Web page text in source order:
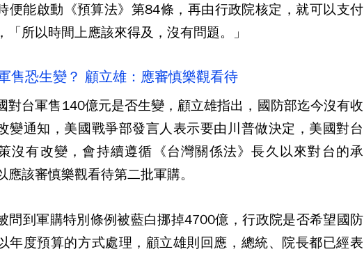
便能啟動《預算法》第84條，再由行政院核定，就可以支付
「所以時間上應該來得及，沒有問題。」
售恐生變？ 顧立雄：應審慎樂觀看待
對台軍售140億元是否生變，顧立雄指出，國防部迄今沒有收
變通知，美國戰爭部發言人表示要由川普做決定，美國對台
沒有改變，會持續遵循《台灣關係法》長久以來對台的承
應該審慎樂觀看待第二批軍購。
問到軍購特別條例被藍白挪掉4700億，行政院是否希望國防
年度預算的方式處理，顧立雄則回應，總統、院長都已經表